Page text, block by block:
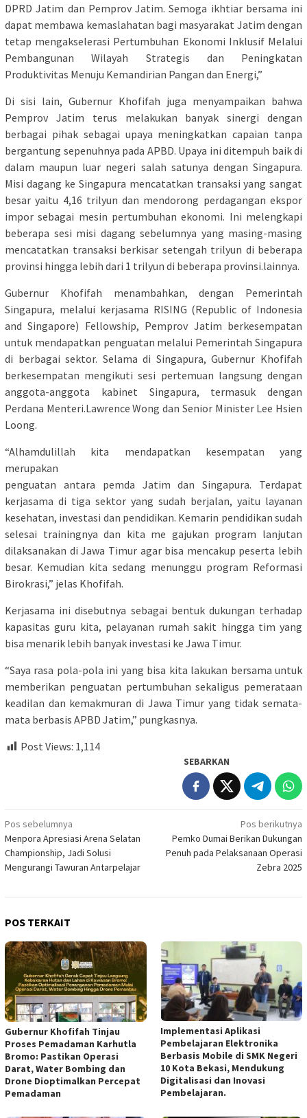
DPRD Jatim dan Pemprov Jatim. Semoga ikhtiar bersama ini
dapat membawa kemaslahatan bagi masyarakat Jatim dengan
tetap mengakselerasi Pertumbuhan Ekonomi Inklusif Melalui
Pembangunan Wilayah Strategis dan Peningkatan
Produktivitas Menuju Kemandirian Pangan dan Energi,”
Di sisi lain, Gubernur Khofifah juga menyampaikan bahwa
Pemprov Jatim terus melakukan banyak sinergi dengan
berbagai pihak sebagai upaya meningkatkan capaian tanpa
bergantung sepenuhnya pada APBD. Upaya ini ditempuh baik di
dalam maupun luar negeri salah satunya dengan Singapura.
Misi dagang ke Singapura mencatatkan transaksi yang sangat
besar yaitu 4,16 trilyun dan mendorong perdagangan ekspor
impor sebagai mesin pertumbuhan ekonomi. Ini melengkapi
beberapa sesi misi dagang sebelumnya yang masing-masing
mencatatkan transaksi berkisar setengah trilyun di beberapa
provinsi hingga lebih dari 1 trilyun di beberapa provinsi.lainnya.
Gubernur Khofifah menambahkan, dengan Pemerintah
Singapura, melalui kerjasama RISING (Republic of Indonesia
and Singapore) Fellowship, Pemprov Jatim berkesempatan
untuk mendapatkan penguatan melalui Pemerintah Singapura
di berbagai sektor. Selama di Singapura, Gubernur Khofifah
berkesempatan mengikuti sesi pertemuan langsung dengan
anggota-anggota kabinet Singapura, termasuk dengan
Perdana Menteri.Lawrence Wong dan Senior Minister Lee Hsien
Loong.
“Alhamdulillah kita mendapatkan kesempatan yang
merupakan
penguatan antara pemda Jatim dan Singapura. Terdapat
kerjasama di tiga sektor yang sudah berjalan, yaitu layanan
kesehatan, investasi dan pendidikan. Kemarin pendidikan sudah
selesai trainingnya dan kita me gajukan program lanjutan
dilaksanakan di Jawa Timur agar bisa mencakup peserta lebih
besar. Kemudian kita sedang menunggu program Reformasi
Birokrasi,” jelas Khofifah.
Kerjasama ini disebutnya sebagai bentuk dukungan terhadap
kapasitas guru kita, pelayanan rumah sakit hingga tim yang
bisa menarik lebih banyak investasi ke Jawa Timur.
“Saya rasa pola-pola ini yang bisa kita lakukan bersama untuk
memberikan penguatan pertumbuhan sekaligus pemerataan
keadilan dan kemakmuran di Jawa Timur yang tidak semata-
mata berbasis APBD Jatim,” pungkasnya.
Post Views: 1,114
SEBARKAN
Navigasi
pos
Pos sebelumnya
Menpora Apresiasi Arena Selatan
Championship, Jadi Solusi
Mengurangi Tawuran Antarpelajar
Pos berikutnya
Pemko Dumai Berikan Dukungan
Penuh pada Pelaksanaan Operasi
Zebra 2025
POS TERKAIT
Gubernur Khofifah Tinjau
Proses Pemadaman Karhutla
Bromo: Pastikan Operasi
Darat, Water Bombing dan
Drone Dioptimalkan Percepat
Pemadaman
Implementasi Aplikasi
Pembelajaran Elektronika
Berbasis Mobile di SMK Negeri
10 Kota Bekasi, Mendukung
Digitalisasi dan Inovasi
Pembelajaran.